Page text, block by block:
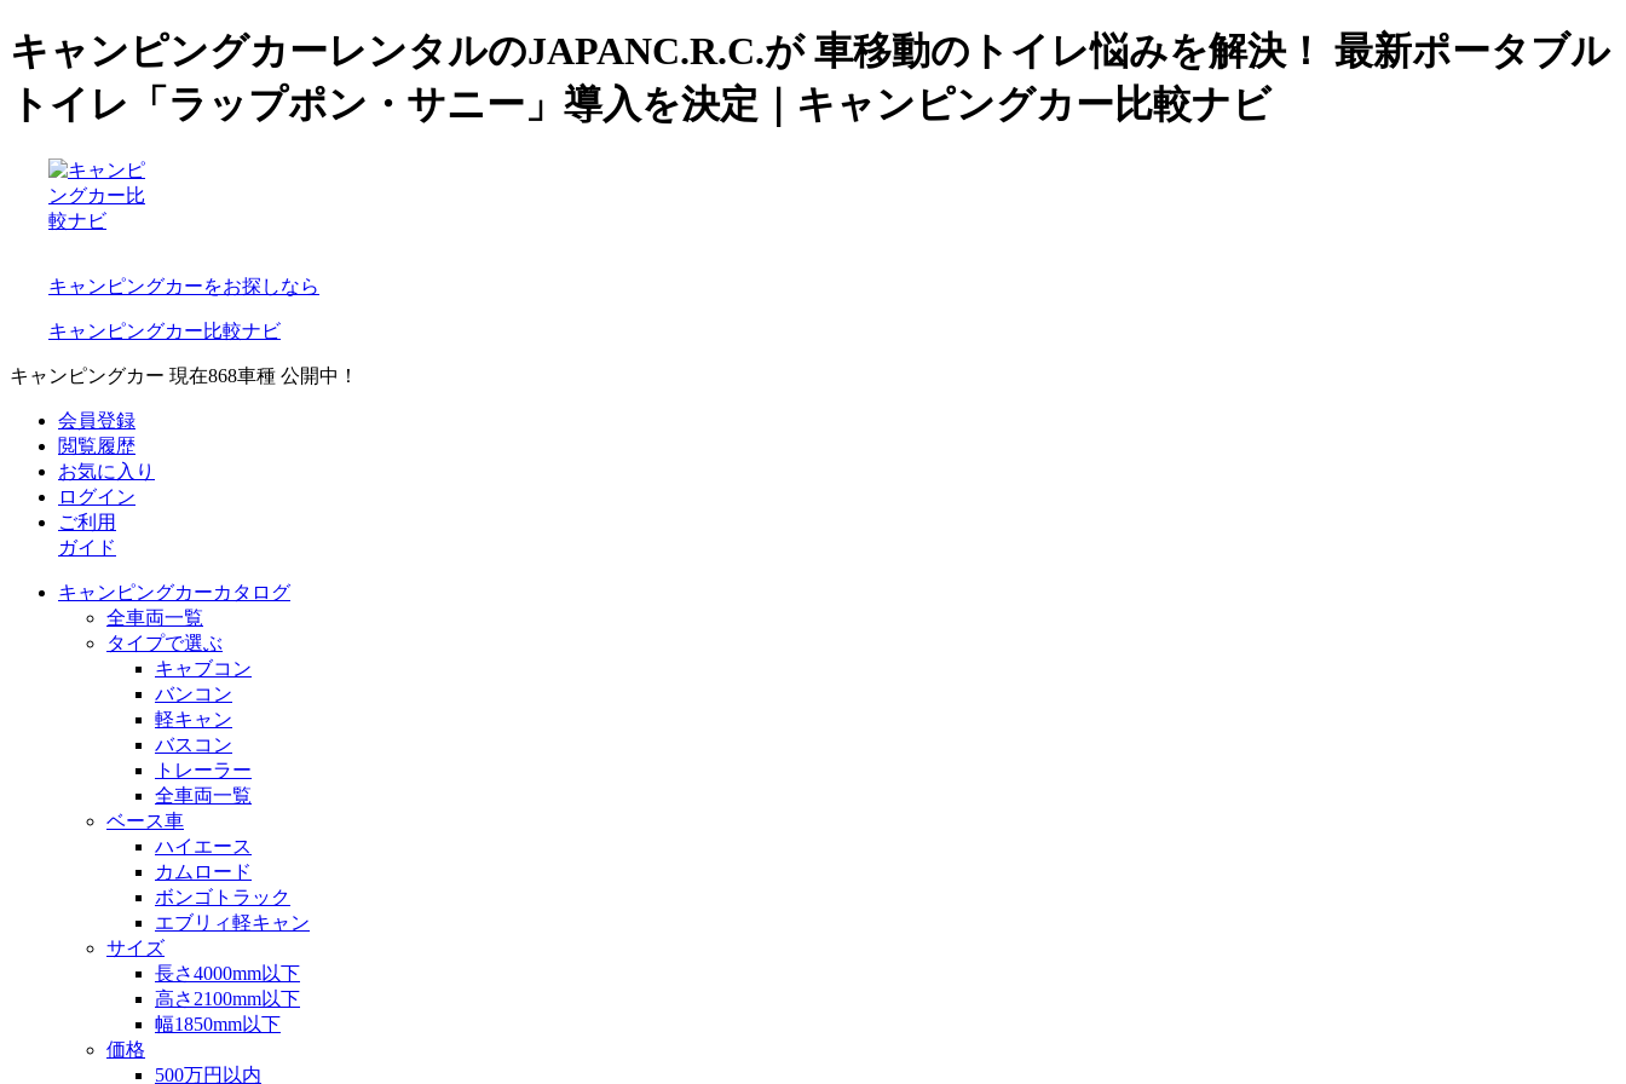
キャンピングカーレンタルのJAPANC.R.C.が 車移動のトイレ悩みを解決！ 最新ポータブル
トイレ「ラップポン・サニー」導入を決定｜キャンピングカー比較ナビ
キャンピングカーをお探しなら
キャンピングカー比較ナビ
キャンピングカー 現在868車種 公開中！
会員登録
閲覧履歴
お気に入り
ログイン
ご利用
ガイド
キャンピングカーカタログ
全車両一覧
タイプで選ぶ
キャブコン
バンコン
軽キャン
バスコン
トレーラー
全車両一覧
ベース車
ハイエース
カムロード
ボンゴトラック
エブリィ軽キャン
サイズ
長さ4000mm以下
高さ2100mm以下
幅1850mm以下
価格
500万円以内